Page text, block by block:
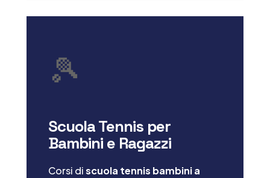
🎾
Scuola Tennis per
Bambini e Ragazzi
Corsi discuola tennis bambini a